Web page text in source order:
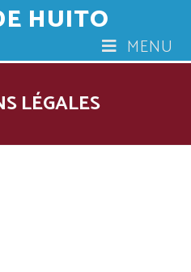
HUITO
MENU
LÉGALES